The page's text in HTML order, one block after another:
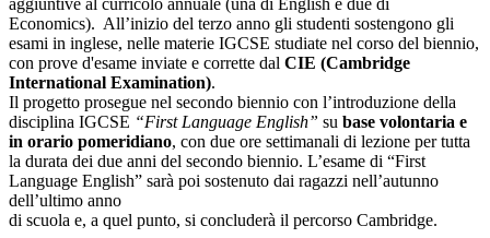
aggiuntive al curricolo annuale (una di English e due di
Economics). All’inizio del terzo anno gli studenti sostengono gli
esami in inglese, nelle materie IGCSE studiate nel corso del biennio,
con prove d'esame inviate e corrette dal CIE (Cambridge
International Examination).
Il progetto prosegue nel secondo biennio con l’introduzione della
disciplina IGCSE “First Language English” su base volontaria e
in orario pomeridiano, con due ore settimanali di lezione per tutta
la durata dei due anni del secondo biennio. L’esame di “First
Language English” sarà poi sostenuto dai ragazzi nell’autunno
dell’ultimo anno
di scuola e, a quel punto, si concluderà il percorso Cambridge.